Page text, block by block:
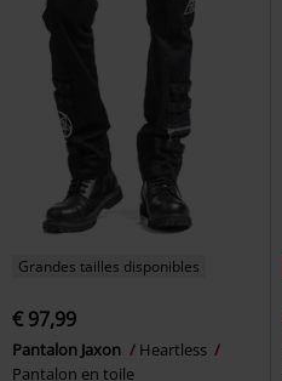
Grandes tailles disponibles
€ 97,99
Pantalon Jaxon
Heartless
Pantalon en toile